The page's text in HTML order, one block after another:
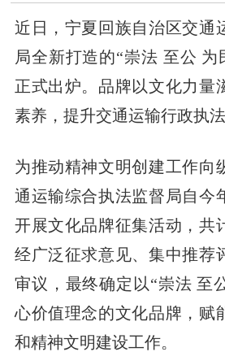
近日，宁夏回族自治区交通
局全新打造的“崇法 至公 为
正式出炉。品牌以文化力量
素养，提升交通运输行政执法
为推动精神文明创建工作向
通运输综合执法监督局自今
开展文化品牌征集活动，共
经广泛征求意见、集中推荐
审议，最终确定以“崇法 至
心价值理念的文化品牌，赋
和精神文明建设工作。